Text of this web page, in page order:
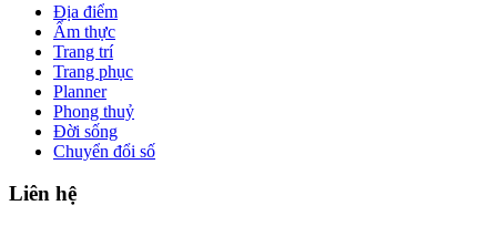
Địa điểm
Ẩm thực
Trang trí
Trang phục
Planner
Phong thuỷ
Đời sống
Chuyển đổi số
Liên hệ